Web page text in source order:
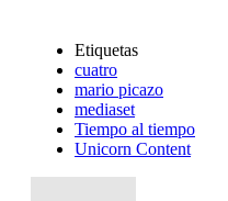
Etiquetas
cuatro
mario picazo
mediaset
Tiempo al tiempo
Unicorn Content